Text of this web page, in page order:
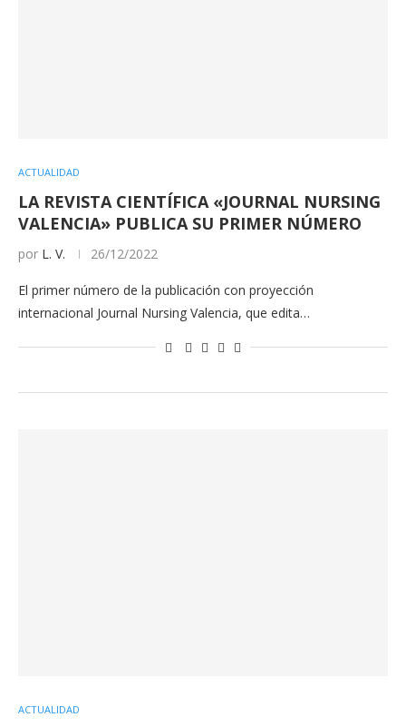
ACTUALIDAD
LA REVISTA CIENTÍFICA «JOURNAL NURSING
VALENCIA» PUBLICA SU PRIMER NÚMERO
por L. V. 26/12/2022
El primer número de la publicación con proyección
internacional Journal Nursing Valencia, que edita…
ACTUALIDAD